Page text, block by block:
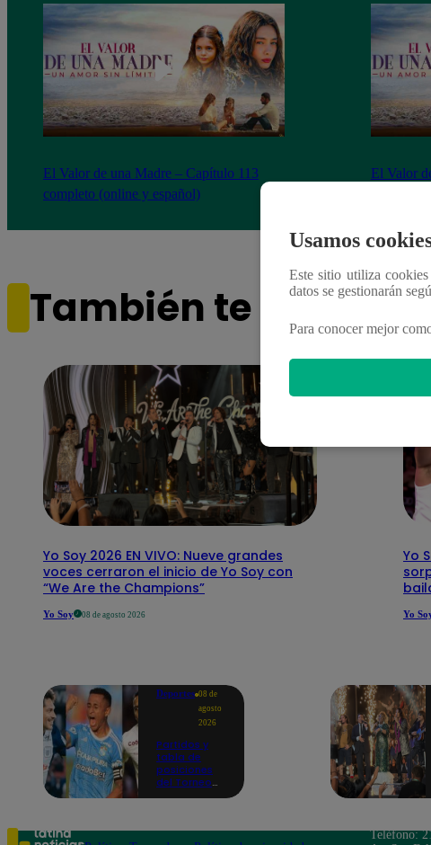
El Valor de una Madre – Capítulo 113
completo (online y español)
El Valor
También te puede
Yo Soy 2026 EN VIVO: Nueve grandes
voces cerraron el inicio de Yo Soy con
“We Are the Champions”
Yo Soy 08 de agosto 2026
Yo
Yo
Deportes 08 de
agosto
2026
Partidos y
tabla de
posiciones
del Torneo
en la fecha 4
Usamos
Este sitio utiliza
datos se gestionarán
Para conocer mejor
Teléfono: